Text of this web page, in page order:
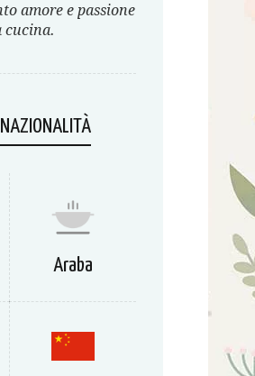
amore e passione
cucina.
NAZIONALITÀ
Araba